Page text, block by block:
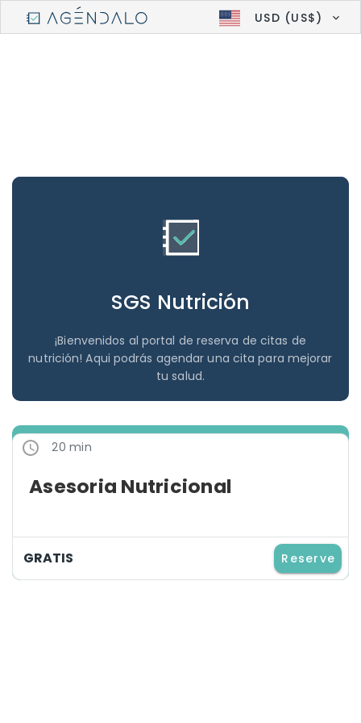
USD (US$)
SGS Nutrición
¡Bienvenidos al portal de reserva de citas de
nutrición! Aqui podrás agendar una cita para mejorar
tu salud.
20 min
Asesoria Nutricional
GRATIS Reserve